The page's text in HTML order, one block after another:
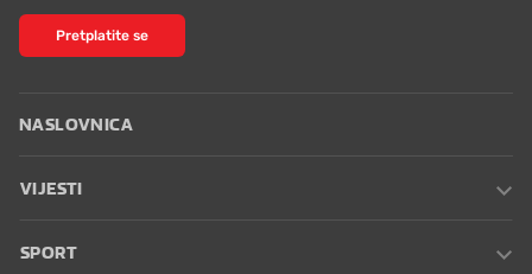
Pretplatite se
NASLOVNICA
VIJESTI
SPORT